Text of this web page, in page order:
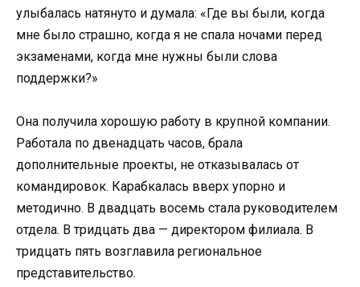
улыбалась натянуто и думала: «Где вы были, когда
мне было страшно, когда я не спала ночами перед
экзаменами, когда мне нужны были слова
поддержки?»
Она получила хорошую работу в крупной компании.
Работала по двенадцать часов, брала
дополнительные проекты, не отказывалась от
командировок. Карабкалась вверх упорно и
методично. В двадцать восемь стала руководителем
отдела. В тридцать два — директором филиала. В
тридцать пять возглавила региональное
представительство.